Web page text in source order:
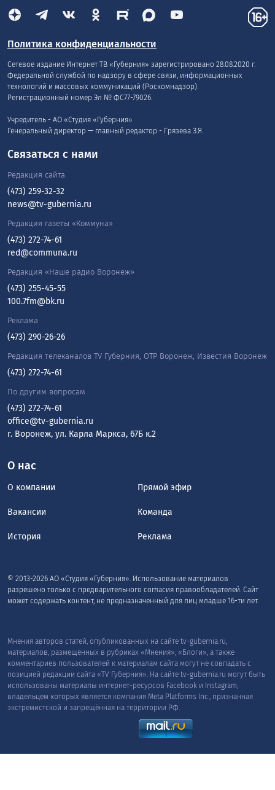
Политика конфиденциальности
Сетевое издание Интернет ТВ «Губерния» зарегистрировано 28.08.2020 г.
Федеральной службой по надзору в сфере связи, информационных
технологий и массовых коммуникаций (Роскомнадзор).
Регистрационный номер Эл № ФС77-79026.
Учредитель - АО «Студия «Губерния»
Генеральный директор — главный редактор - Грязева З.Я.
О нас
О компании Прямой эфир
Вакансии Команда
История Реклама
© 2013-2026 АО «Студия «Губерния». Использование материалов
разрешено только с предварительного согласия правообладателей. Сайт
может содержать контент, не предназначенный для лиц младше 16-ти лет.
Связаться с нами
Редакция сайта
(473) 259-32-32
news@tv-gubernia.ru
Редакция газеты «Коммуна»
(473) 272-74-61
red@communa.ru
Редакция «Наше радио Воронеж»
(473) 255-45-55
100.7fm@bk.ru
Реклама
(473) 290-26-26
Редакция телеканалов TV Губерния, ОТР Воронеж, Известия Воронеж
(473) 272-74-61
По другим вопросам
(473) 272-74-61
office@tv-gubernia.ru
г. Воронеж, ул. Карла Маркса, 67Б к.2
Мнения авторов статей, опубликованных на сайте tv-gubernia.ru,
материалов, размещённых в рубриках «Мнения», «Блоги», а также
комментариев пользователей к материалам сайта могут не совпадать с
позицией редакции сайта «TV Губерния». На сайте tv-gubernia.ru могут быть
использованы материалы интернет-ресурсов Facebook и Instagram,
владельцем которых является компания Meta Platforms Inc., признанная
экстремистской и запрещённая на территории РФ.